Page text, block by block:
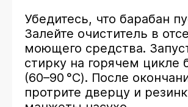
Убедитесь, что барабан
Залейте очиститель в
моющего средства.
стирку на горячем цикле
(60–90 °C). После
протрите дверцу и